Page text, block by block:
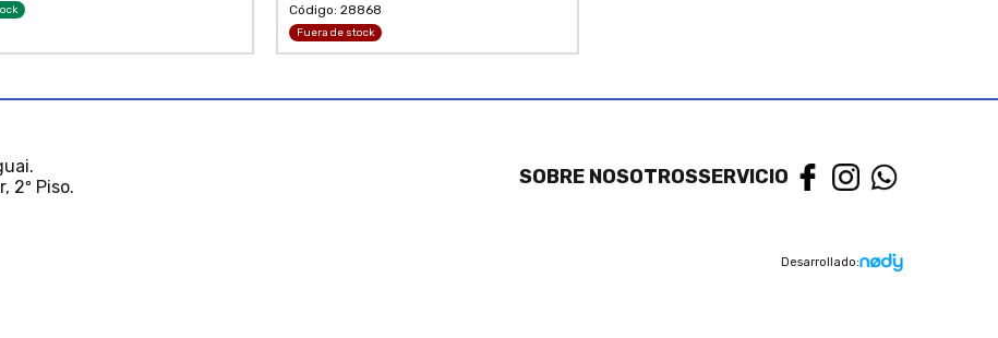
Código: 28868
Fuera de stock
2º Piso.
SOBRE NOSOTROSSERVICIO
Desarrollado: